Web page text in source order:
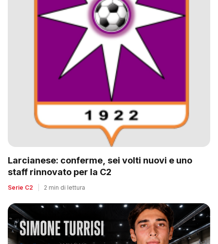
Larcianese: conferme, sei volti nuovi e uno
staff rinnovato per la C2
Serie C2 2 min di lettura